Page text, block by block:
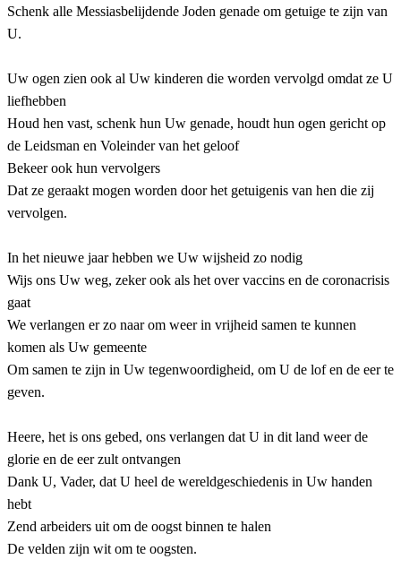
Schenk alle Messiasbelijdende Joden genade om getuige te zijn van
U.
Uw ogen zien ook al Uw kinderen die worden vervolgd omdat ze U
liefhebben
Houd hen vast, schenk hun Uw genade, houdt hun ogen gericht op
de Leidsman en Voleinder van het geloof
Bekeer ook hun vervolgers
Dat ze geraakt mogen worden door het getuigenis van hen die zij
vervolgen.
In het nieuwe jaar hebben we Uw wijsheid zo nodig
Wijs ons Uw weg, zeker ook als het over vaccins en de coronacrisis
gaat
We verlangen er zo naar om weer in vrijheid samen te kunnen
komen als Uw gemeente
Om samen te zijn in Uw tegenwoordigheid, om U de lof en de eer te
geven.
Heere, het is ons gebed, ons verlangen dat U in dit land weer de
glorie en de eer zult ontvangen
Dank U, Vader, dat U heel de wereldgeschiedenis in Uw handen
hebt
Zend arbeiders uit om de oogst binnen te halen
De velden zijn wit om te oogsten.